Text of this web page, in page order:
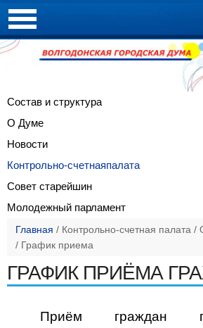
Состав и структура
О Думе
Новости
Контрольно-счетнаяпалата
Совет старейшин
Молодежный парламент
Главная / Контрольно-счетная палата /
/ График приема
ГРАФИК ПРИЁМА
Приём граждан